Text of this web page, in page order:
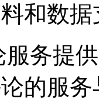
和数
务提
的服